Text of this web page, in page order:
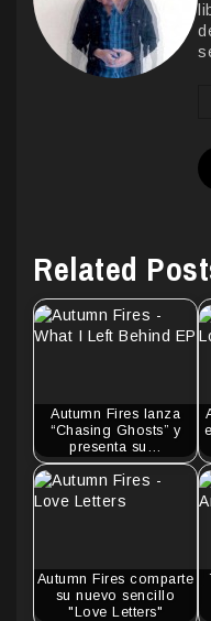
Related
Autumn Fires lanza
“Chasing Ghosts” y
presenta su…
Autumn Fires comparte
su nuevo sencillo
"Love Letters"